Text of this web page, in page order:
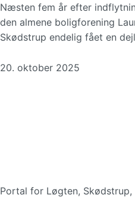
Næsten fem år efter
den almene boligforening
Skødstrup endelig fået en
20. oktober 2025
Portal for Løgten,